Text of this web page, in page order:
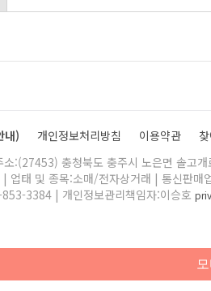
내) 개인정보처리방침 이용약관
:(27453) 충청북도 충주시 노은면 솔고
업태 및 종목:소매/전자상거래 | 통신판매
3384 | 개인정보관리책임자:이승호